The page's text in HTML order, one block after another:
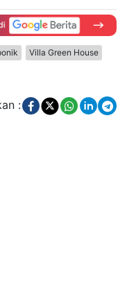
Villa Green House
: